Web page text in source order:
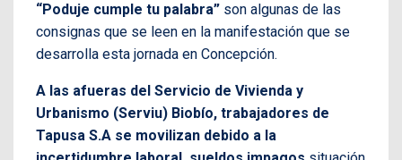
“Poduje cumple tu palabra” son algunas de las
consignas que se leen en la manifestación que se
desarrolla esta jornada en Concepción.
A las afueras del Servicio de Vivienda y
Urbanismo (Serviu) Biobío, trabajadores de
Tapusa S.A se movilizan debido a la